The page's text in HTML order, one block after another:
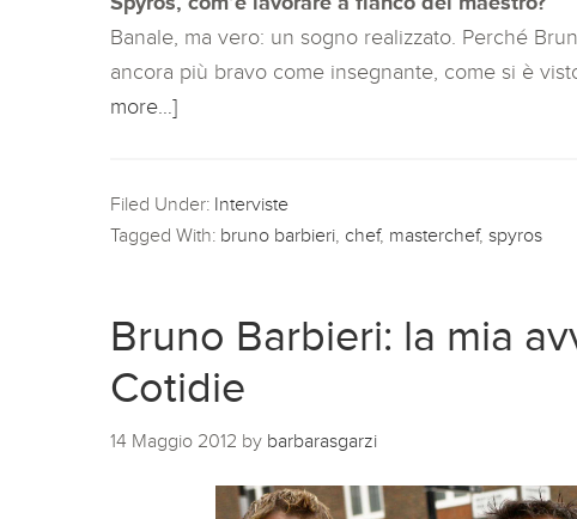
Banale, ma vero: un sogno realizzato. Perché
ancora più bravo come insegnante, come si è
more…]
Filed Under: Interviste
Tagged With: bruno barbieri chef, masterchef, spyros
Bruno Barbieri: la mia
Cotidie
14 Maggio 2012 by barbarasgarzi